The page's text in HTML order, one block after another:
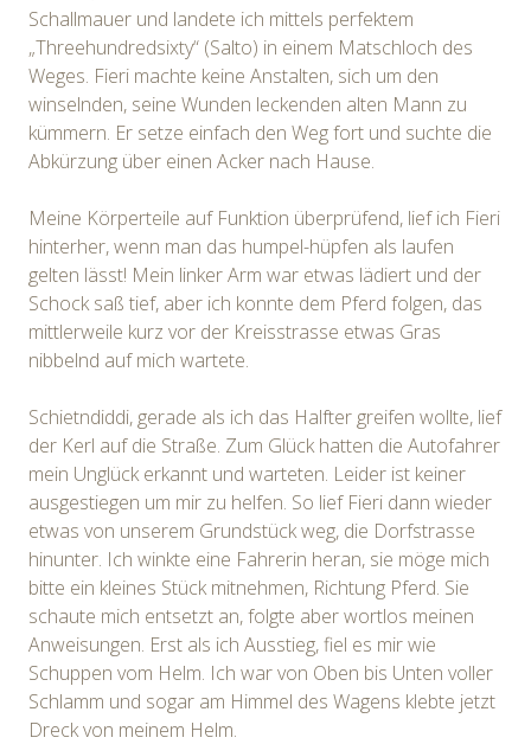
Schallmauer und landete ich mittels perfektem
„Threehundredsixty“ (Salto) in einem Matschloch des
Weges. Fieri machte keine Anstalten, sich um den
winselnden, seine Wunden leckenden alten Mann zu
kümmern. Er setze einfach den Weg fort und suchte die
Abkürzung über einen Acker nach Hause.
Meine Körperteile auf Funktion überprüfend, lief ich Fieri
hinterher, wenn man das humpel-hüpfen als laufen
gelten lässt! Mein linker Arm war etwas lädiert und der
Schock saß tief, aber ich konnte dem Pferd folgen, das
mittlerweile kurz vor der Kreisstrasse etwas Gras
nibbelnd auf mich wartete.
Schietndiddi, gerade als ich das Halfter greifen wollte, lief
der Kerl auf die Straße. Zum Glück hatten die Autofahrer
mein Unglück erkannt und warteten. Leider ist keiner
ausgestiegen um mir zu helfen. So lief Fieri dann wieder
etwas von unserem Grundstück weg, die Dorfstrasse
hinunter. Ich winkte eine Fahrerin heran, sie möge mich
bitte ein kleines Stück mitnehmen, Richtung Pferd. Sie
schaute mich entsetzt an, folgte aber wortlos meinen
Anweisungen. Erst als ich Ausstieg, fiel es mir wie
Schuppen vom Helm. Ich war von Oben bis Unten voller
Schlamm und sogar am Himmel des Wagens klebte jetzt
Dreck von meinem Helm.